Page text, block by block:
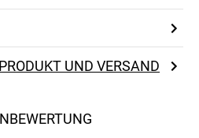
UND VERSAND